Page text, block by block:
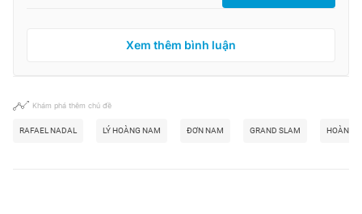
Xem thêm bình luận
Khám phá thêm chủ đề
RAFAEL NADAL LÝ HOÀNG NAM ĐƠN NAM GRAND SLAM HOÀNG